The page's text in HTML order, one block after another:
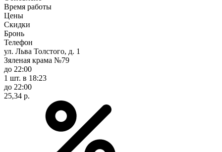
Время работы
Цены
Скидки
Бронь
Телефон
ул. Льва Толстого, д. 1
Зяленая крама №79
до 22:00
1 шт. в 18:23
до 22:00
25,34 р.